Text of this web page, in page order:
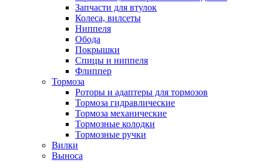
Запчасти для втулок
Колеса, вилсеты
Ниппеля
Обода
Покрышки
Спицы и ниппеля
Флиппер
Тормоза
Роторы и адаптеры для тормозов
Тормоза гидравлические
Тормоза механические
Тормозные колодки
Тормозные ручки
Вилки
Выноса